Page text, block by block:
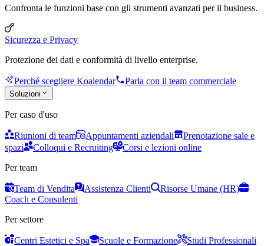
Confronta le funzioni base con gli strumenti avanzati per il business.
Sicurezza e Privacy
Protezione dei dati e conformità di livello enterprise.
Perché scegliere Koalendar Parla con il team commerciale
Soluzioni
Per caso d'uso
Riunioni di team Appuntamenti aziendali
Prenotazione sale e
spazi
Colloqui e Recruiting
Corsi e lezioni online
Per team
Team di Vendita Assistenza Clienti
Risorse Umane (HR)
Coach e Consulenti
Per settore
Centri Estetici e Spa Scuole e Formazione
Studi Professionali